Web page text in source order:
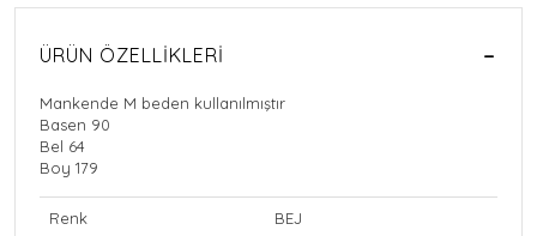
ÜRÜN ÖZELLIKLERI
Mankende M beden kullanılmıştır
Basen 90
Bel 64
Boy 179
Renk BEJ